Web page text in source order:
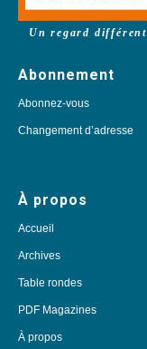
Un regard différent
Abonnement
Abonnez-vous
Changement d’adresse
À propos
Accueil
Archives
Table rondes
PDF Magazines
À propos